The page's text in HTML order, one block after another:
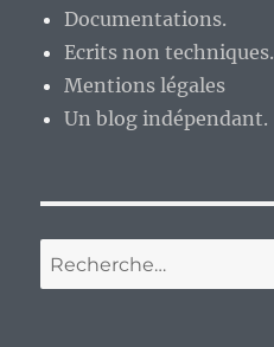
Documentations.
Ecrits non techniques.
Mentions légales
Un blog indépendant.
Recherche
pour :